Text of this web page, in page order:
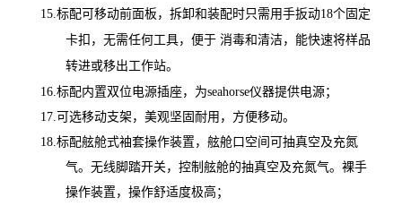
15.标配可移动前面板，拆卸和装配时只需用手扳动18个固定
卡扣，无需任何工具，便于 消毒和清洁，能快速将样品
转进或移出工作站。
16.标配内置双位电源插座，为seahorse仪器提供电源；
17. 可选移动支架，美观坚固耐用，方便移动。
18.标配舷舱式袖套操作装置，舷舱口空间可抽真空及充氮
气。无线脚踏开关，控制舷舱的抽真空及充氮气。裸手
操作装置，操作舒适度极高；